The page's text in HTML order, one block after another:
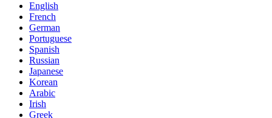
English
French
German
Portuguese
Spanish
Russian
Japanese
Korean
Arabic
Irish
Greek